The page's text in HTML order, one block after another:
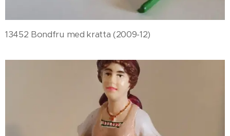
13452 Bondfru med kratta (2009-12)